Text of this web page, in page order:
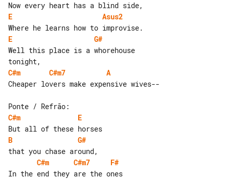
E
Asus2
E
G#
Well this place is a whorehouse
C#m
C#m7
A
Cheaper lovers make expensive wives--
C#m
E
B
G#
C#m
C#m7
F#